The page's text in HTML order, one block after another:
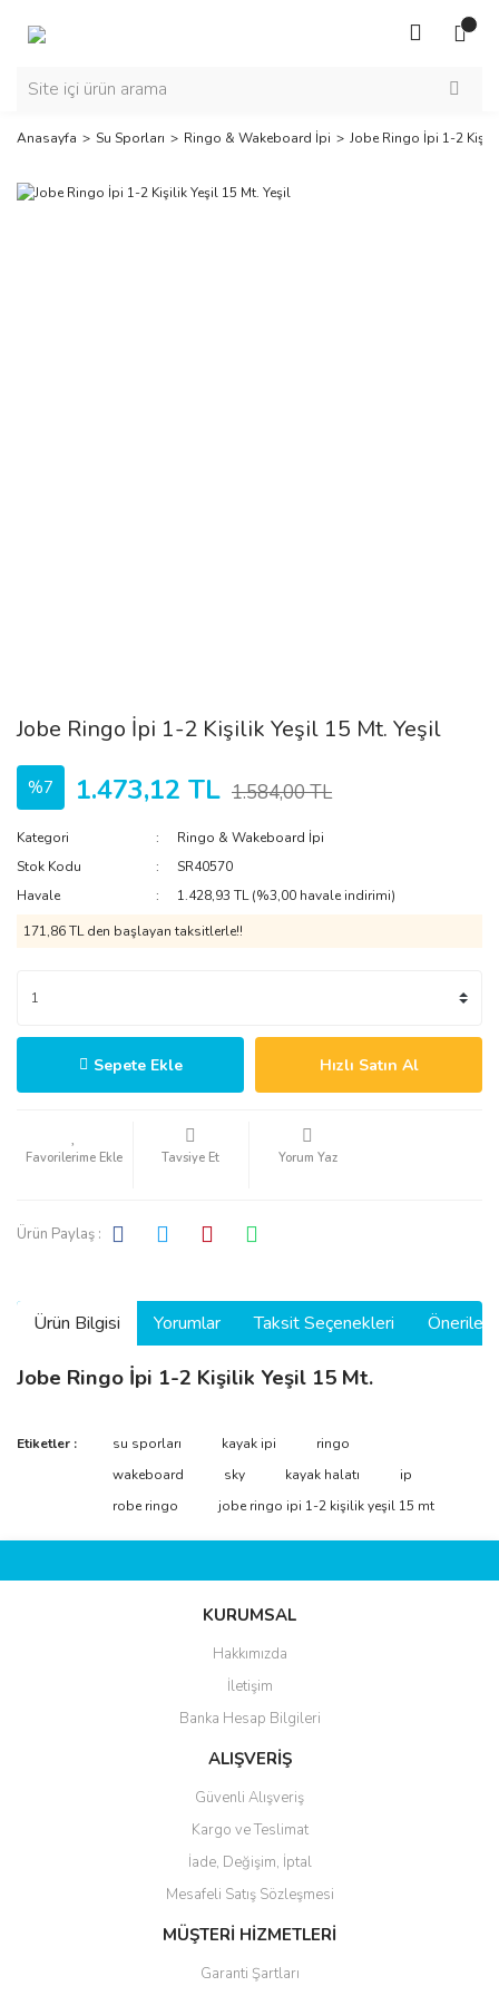
Anasayfa Su Sporları Ringo & Wakeboard İpi Jobe Ringo İpi 1-2
Jobe Ringo İpi 1-2 Kişilik Yeşil 15 Mt. Yeşil
%7 1.473,12 TL 1.584,00 TL
Kategori
Ringo & Wakeboard İpi
Stok Kodu
SR40570
Havale
1.428,93 TL (%3,00 havale indirimi)
171,86 TL den başlayan taksitlerle!!
Sepete Ekle Hızlı Satın Al
Tavsiye Et Yorum Yaz
Ürün Paylaş :
Ürün Bilgisi Yorumlar Taksit Seçenekleri
Jobe Ringo İpi 1-2 Kişilik Yeşil 15 Mt.
Bu ürüne ilk yorumu siz yapın!
Yorum Yaz
Bu ürünün fiyat bilgisi, resim, ürün açıklamalarında ve diğer
tarafımıza iletebilirsiniz.
Görüş ve önerileriniz için teşekkür ederiz.
Ürün bilgilerinde hatalar bulunuyor.
Ürün fiyatı diğer sitelerden daha pahalı.
Bu ürüne benzer farklı alternatifler olmalı.
Gönder
Etiketler : su sporları kayak ipi
ringo
wakeboard
sky kayak halatı
ip
robe ringo
jobe ringo ipi 1-2 kişilik yeşil 15 mt
KURUMSAL
Hakkımızda
İletişim
Banka Hesap Bilgileri
ALIŞVERİŞ
Güvenli Alışveriş
Kargo ve Teslimat
İade, Değişim, İptal
Mesafeli Satış Sözleşmesi
MÜŞTERİ HİZMETLERİ
Garanti Şartları